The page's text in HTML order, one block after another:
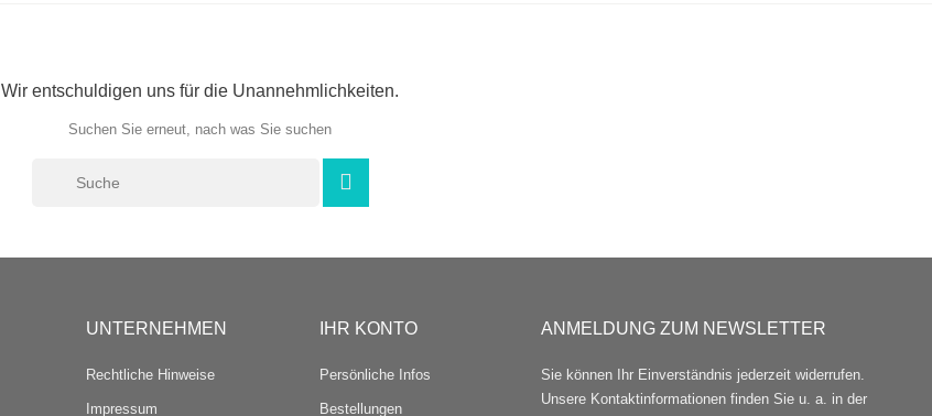
Wir entschuldigen uns für die Unannehmlichkeiten.
Suchen Sie erneut, nach was Sie suchen
UNTERNEHMEN
Rechtliche Hinweise
Impressum
IHR KONTO
Persönliche Infos
Bestellungen
ANMELDUNG ZUM NEWSLETTER
Sie können Ihr Einverständnis jederzeit widerrufen.
Unsere Kontaktinformationen finden Sie u. a. in der